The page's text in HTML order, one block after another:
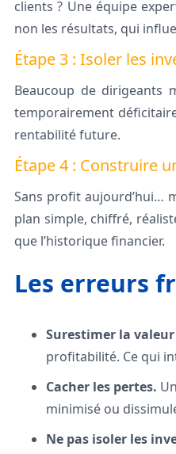
clients ? Une équipe
non les résultats, qui
Étape 3 : Isoler les
Beaucoup de dirigeants
temporairement
rentabilité future.
Étape 4 : Construire
Sans profit aujourd’hui…
plan simple, chiffré,
que l’historique financier.
Les erreurs
Surestimer la
profitabilité. Ce qui
Cacher les pertes.
minimisé ou
Ne pas isoler les